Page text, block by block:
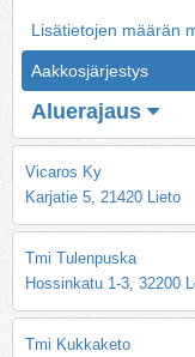
Lisätietojen määrän
Aakkosjärjestys
Aluerajaus
Vicaros Ky
Karjatie 5, 21420 Lieto
Tmi Tulenpuska
Hossinkatu 1-3, 32200
Tmi Kukkaketo